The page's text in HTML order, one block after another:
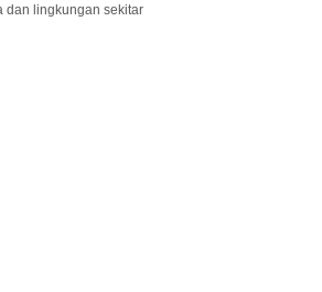
dan lingkungan sekitar